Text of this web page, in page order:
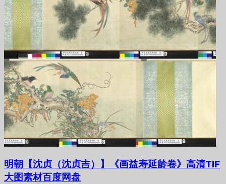
明朝【沈贞（沈贞吉）】《画益寿延龄卷》高清TIF
大图素材百度网盘